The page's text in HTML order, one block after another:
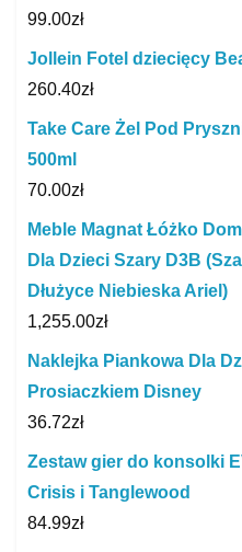
99.00zł
Jollein Fotel dziecięcy
260.40zł
Take Care Żel Pod
500ml
70.00zł
Meble Magnat Łóżko
Dla Dzieci Szary D3B
Dłużyce Niebieska Ariel)
1,255.00zł
Naklejka Piankowa Dla
Prosiaczkiem Disney
36.72zł
Zestaw gier do konsolki
Crisis i Tanglewood
84.99zł